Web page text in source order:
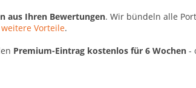
aus Ihren Bewertungen. Wir bündeln alle
weitere Vorteile.
Premium-Eintrag kostenlos für 6 Wochen -